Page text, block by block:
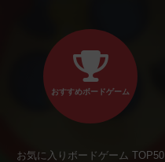
おすすめボードゲーム
お気に入りボードゲーム TOP50